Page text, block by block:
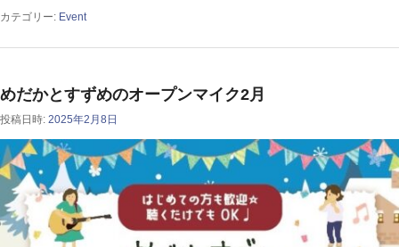
カテゴリー: Event
めだかとすずめのオープンマイク2月
投稿日時: 2025年2月8日